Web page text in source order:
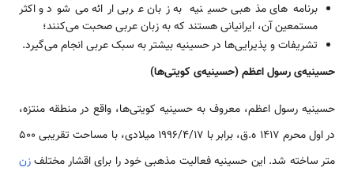
برنامه‌های مذهبی حسینیه به زبان عربی ارائه می‌شود و اکثر
مستمعین آن، ایرانیانی هستند که به زبان عربی صحبت می‌کنند؛
تشریفات و پذیرایی‌ها در حسینیه بیشتر به سبک عربی انجام می‌گیرد.
حسینیه‌ی رسول اعظم (حسینیه‌ی کویتی‌ها)
حسینیه رسول اعظم، معروف به حسینیه کویتی‌ها، واقع در منطقه منتزه،
در اول محرم 1417 ه.ق، برابر با 1996/4/17 میلادی، با مساحت تقریبی 500
متر ساخته شد. این حسینیه فعالیت‌ مذهبی خود را برای اقشار مختلفزن